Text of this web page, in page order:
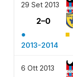
29 Set 2013
2–0
● ■
2013-2014
6 Ott 2013